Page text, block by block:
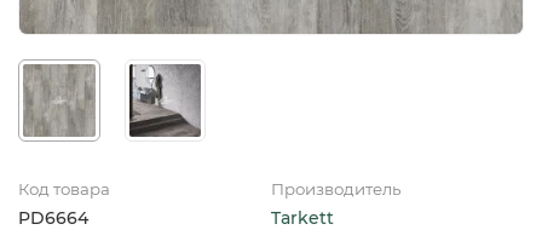
Код товара
PD6664
Производитель
Tarkett